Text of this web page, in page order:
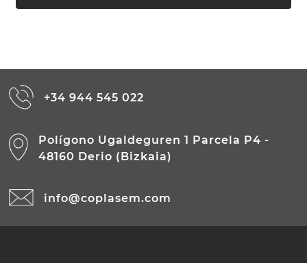
+34 944 545 022
Polígono Ugaldeguren 1 Parcela P4 -
48160 Derio (Bizkaia)
info@coplasem.com